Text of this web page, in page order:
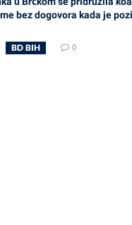
bez dogovora kada je
BD BIH 0